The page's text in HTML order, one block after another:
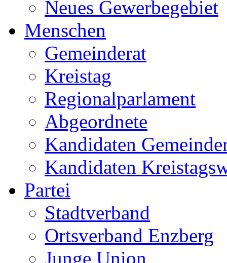
Neues Gewerbegebiet
Menschen
Gemeinderat
Kreistag
Regionalparlament
Abgeordnete
Kandidaten
Kandidaten
Partei
Stadtverband
Ortsverband Enzberg
Junge Union